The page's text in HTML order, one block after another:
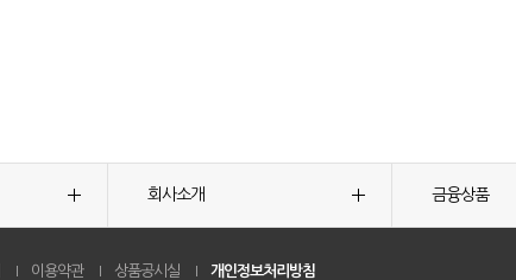
회사소개 금융상품
이용약관 상품공시실 개인정보처리방침